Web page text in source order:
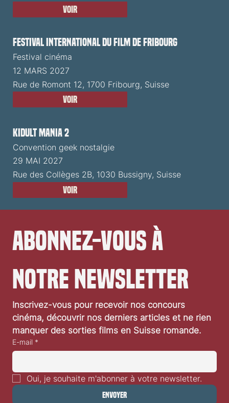
Voir
Festival International du Film de Fribourg
Festival cinéma
12 MARS 2027
Rue de Romont 12, 1700 Fribourg, Suisse
Voir
Kidult Mania 2
Convention geek nostalgie
29 MAI 2027
Rue des Collèges 2B, 1030 Bussigny, Suisse
Voir
Abonnez-vous à
notre newsletter
Inscrivez-vous pour recevoir nos concours
cinéma, découvrir nos derniers articles et ne rien
manquer des sorties films en Suisse romande.
E-mail *
Oui, je souhaite m'abonner à votre newsletter.
Envoyer